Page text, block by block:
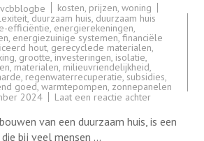
vcbblogbe kosten, prijzen, woning
,duurzaam huis, duurzaam huis
efficiëntie, energierekeningen,
, energiezuinige systemen,financiële
hout, gerecyclede materialen,
, grootte,investeringen, isolatie,
,materialen, milieuvriendelijkheid,
, regenwaterrecuperatie,subsidies,
goed, warmtepompen, zonnepanelen
2024 Laat een reactie achterop
van
het
van een duurzaam huis, is een
bij veel mensen …